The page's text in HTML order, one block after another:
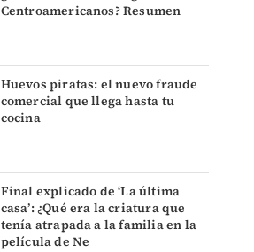
Centroamericanos? Resumen
Huevos piratas: el nuevo fraude
comercial que llega hasta tu
cocina
Final explicado de ‘La última
casa’: ¿Qué era la criatura que
tenía atrapada a la familia en la
película de Ne